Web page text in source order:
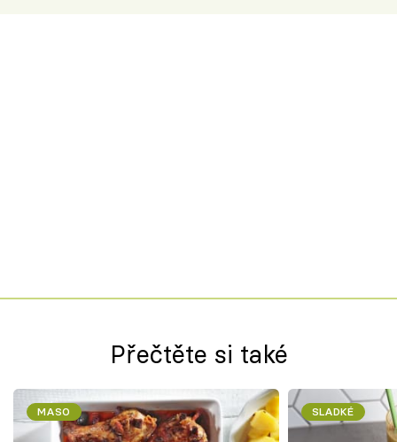
Přečtěte si také
MASO SLADKÉ